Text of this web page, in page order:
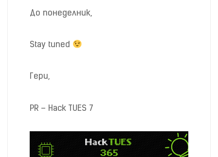
До понеделник,
Stay tuned
Гери,
PR – Hack TUES 7